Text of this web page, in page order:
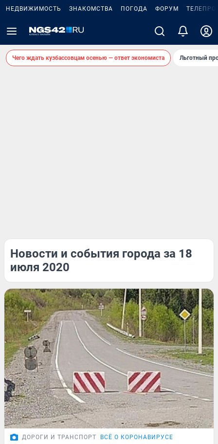
НЕДВИЖИМОСТЬ ЗНАКОМСТВА ПОГОДА ФОРУМ
Чего ждать кузбассовцам осенью — ответ экономиста Льготный
Новости и события города за 18
июля 2020
ДОРОГИ И ТРАНСПОРТ ВСЁ О КОРОНАВИРУСЕ